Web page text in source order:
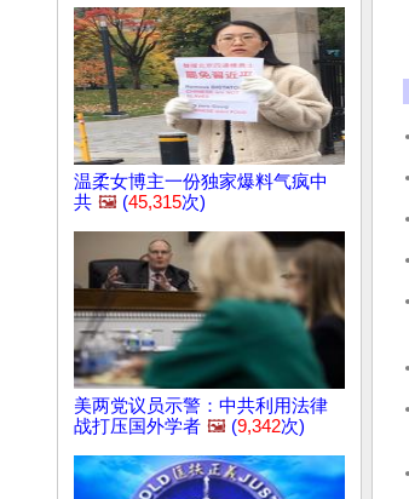
温柔女博主一份独家爆料气疯中
共 🖼️ (45,315次)
美两党议员示警：中共利用法律
战打压国外学者 🖼️ (9,342次)